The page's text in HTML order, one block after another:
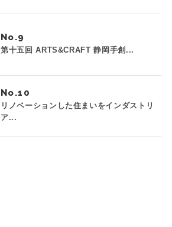
No.
第十五回 ARTS&CRAFT 静岡手創...
No.
リノベーションした住まいをインダストリ
ア...